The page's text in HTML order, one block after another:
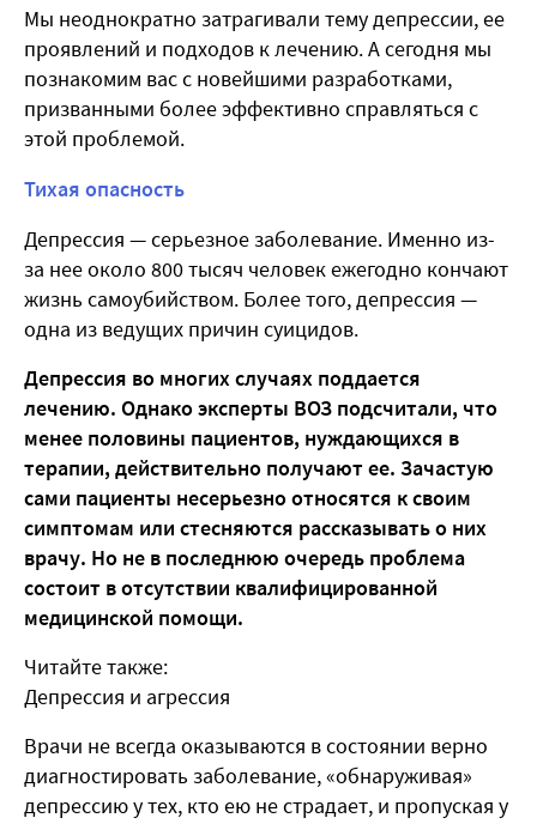
Мы неоднократно затрагивали тему депрессии, ее
проявлений и подходов к лечению. А сегодня мы
познакомим вас с новейшими разработками,
призванными более эффективно справляться с
этой проблемой.
Тихая опасность
Депрессия — серьезное заболевание. Именно из-
за нее около 800 тысяч человек ежегодно кончают
жизнь самоубийством. Более того, депрессия —
одна из ведущих причин суицидов.
Депрессия во многих случаях поддается
лечению. Однако эксперты ВОЗ подсчитали, что
менее половины пациентов, нуждающихся в
терапии, действительно получают ее. Зачастую
сами пациенты несерьезно относятся к своим
симптомам или стесняются рассказывать о них
врачу. Но не в последнюю очередь проблема
состоит в отсутствии квалифицированной
медицинской помощи.
Читайте также:
Депрессия и агрессия
Врачи не всегда оказываются в состоянии верно
диагностировать заболевание, «обнаруживая»
депрессию у тех, кто ею не страдает, и пропуская у